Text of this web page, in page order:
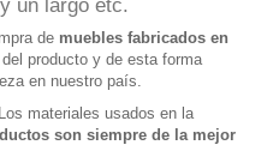
un largo etc.
de muebles fabricados en
producto y de esta forma
en nuestro país.
Los materiales usados en la
son siempre de la mejor